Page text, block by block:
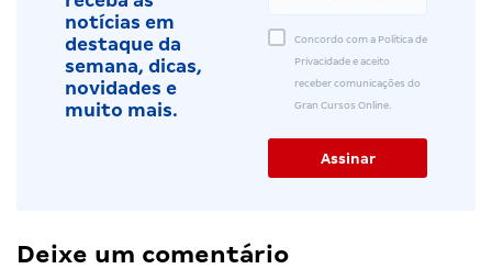
notícias em
destaque da
semana, dicas,
novidades e
muito mais.
Concordo com a Política de
Privacidade e aceito
receber comunicações do
Gran Cursos Online.
Deixe um comentário